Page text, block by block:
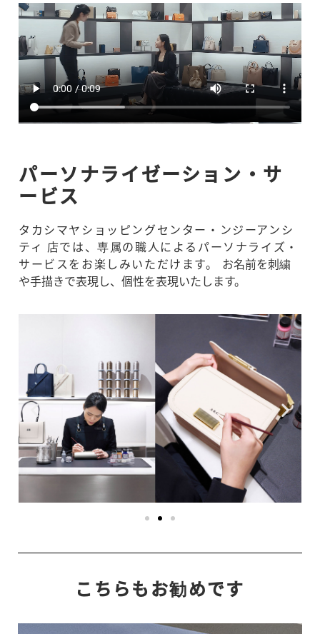
パーソナライゼーション・サ
ービス
タカシマヤショッピングセンター・ンジーアンシ
ティ 店では、専属の職人によるパーソナライズ・
サービスをお楽しみいただけます。 お名前を刺繍
や手描きで表現し、個性を表現いたします。
こちらもお勧めです